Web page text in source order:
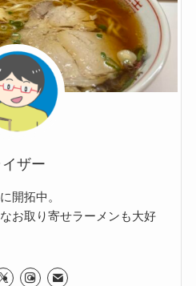
イザー
開拓中。
お取り寄せラーメンも大好